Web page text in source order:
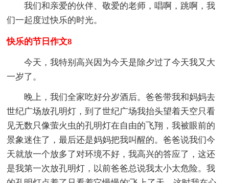
我们和亲爱的伙伴、敬爱的老师，唱啊，跳啊，我
们一起度过快乐的时光。
快乐的节日作文8
今天，我特别高兴因为今天是除夕过了今天我又大
一岁了。
晚上，我们全家吃好分岁酒后。爸爸带我和妈妈去
世纪广场放孔明灯，到了世纪广场我抬头望着天空只看
见无数只像萤火虫的孔明灯在自由的飞翔，我被眼前的
景象迷住了，最后还是妈妈把我叫醒的。爸爸说我们今
天就放一个放多了对环境不好，我高兴的答应了，这还
是我第一次放孔明灯，以前爸爸总说我太小太危险。我